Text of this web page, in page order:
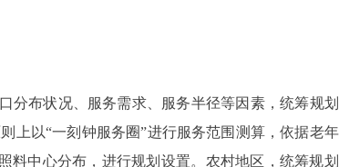
布状况、服务需求、服务半径等因素，统筹规
上以“一刻钟服务圈”进行服务范围测算，依据老年
料中心分布，进行规划设置。农村地区，统筹规